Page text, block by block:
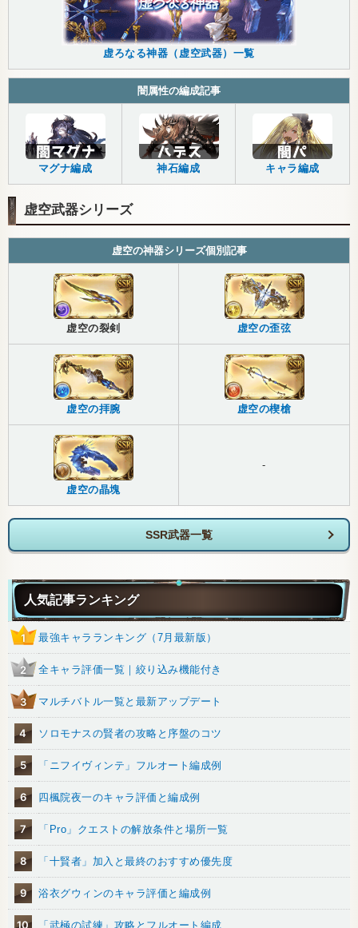
虚ろなる神器（虚空武器）一覧
闇属性の編成記事
マグナ編成 神石編成 キャラ編成
虚空武器シリーズ
虚空の神器シリーズ個別記事
虚空の裂剣 虚空の歪弦
虚空の拝腕 虚空の楔槍
虚空の晶塊
-
SSR武器一覧
人気記事ランキング
1 最強キャラランキング（7月最新版）
2 全キャラ評価一覧｜絞り込み機能付き
3 マルチバトル一覧と最新アップデート
4 ソロモナスの賢者の攻略と序盤のコツ
5 「ニフイヴィンテ」フルオート編成例
6 四楓院夜一のキャラ評価と編成例
7 「Pro」クエストの解放条件と場所一覧
8 「十賢者」加入と最終のおすすめ優先度
9 浴衣グウィンのキャラ評価と編成例
10 「武極の試練」攻略とフルオート編成